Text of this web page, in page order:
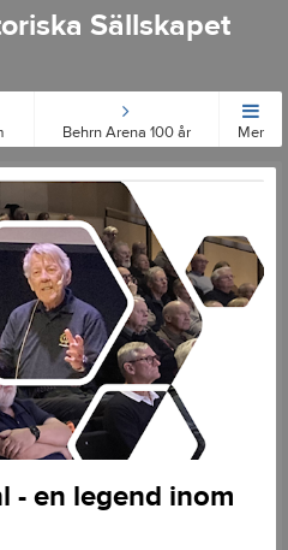
Sällskapet
Behrn Arena 100 år Mer
- en legend inom